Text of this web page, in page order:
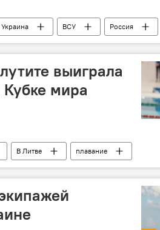
Украина ВСУ
Россия
выиграла
мира
В Литве плавание